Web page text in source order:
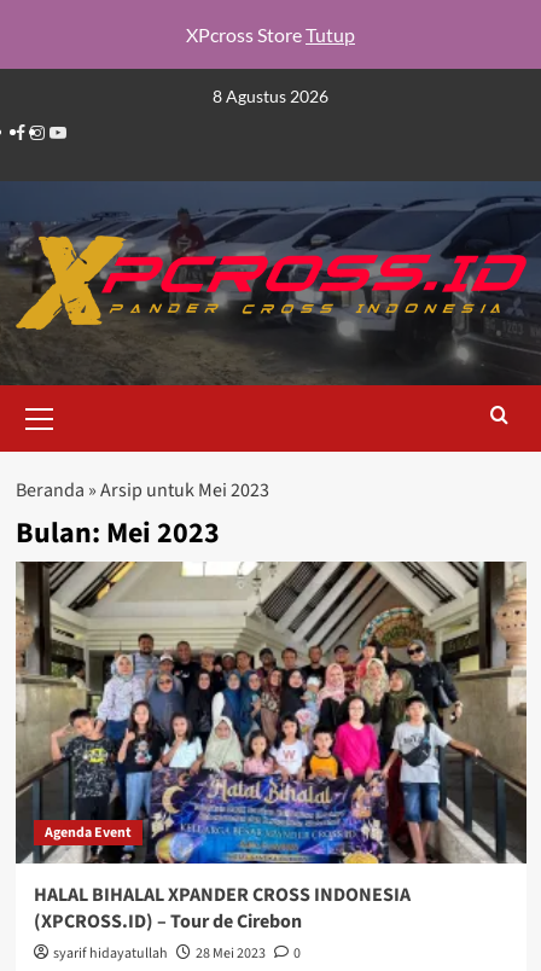
XPcross StoreTutup
content
8 Agustus 2026
Facebook
Instagram
YouTube
Menu
Beranda »Arsip untuk Mei 2023
Bulan: Mei 2023
Agenda Event
HALAL BIHALAL XPANDER CROSS INDONESIA
(XPCROSS.ID) – Tour de Cirebon
syarif hidayatullah 28 Mei 2023
0